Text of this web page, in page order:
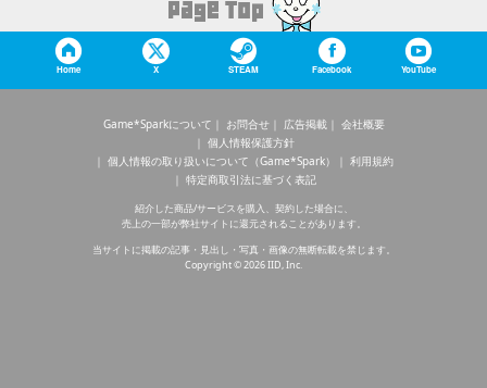
Home X STEAM Facebook YouTube
Game*Sparkについて お問合せ 広告掲載
会社概要
個人情報保護方針
個人情報の取り扱いについて（Game*Spark）
利用規約
特定商取引法に基づく表記
紹介した商品/サービスを購入、契約した場合に、
売上の一部が弊社サイトに還元されることがあります。
当サイトに掲載の記事・見出し・写真・画像の無断転載を禁じます。
Copyright © 2026 IID, Inc.